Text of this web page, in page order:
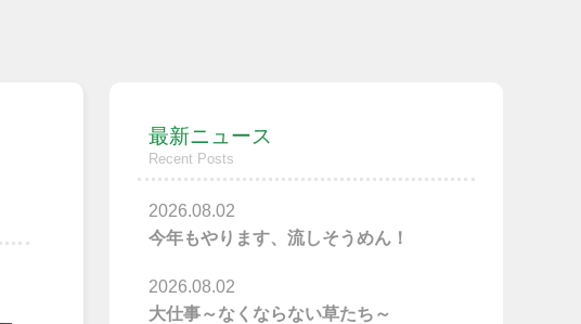
最新ニュース
Recent Posts
今年もやります、流しそうめん！
2026.08.02
大仕事～なくならない草たち～
2026.08.02